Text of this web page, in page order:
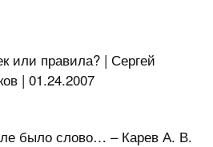
или правила? | Сергей
| 01.24.2007
было слово… – Карев А. В.